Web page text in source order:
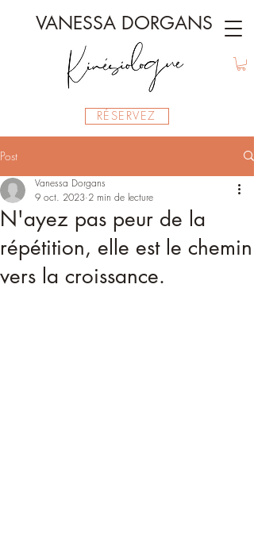
VANESSA DORGANS
RÉSERVEZ
Post
N'ayez pas peur de la
répétition, elle est le chemin
vers la croissance.
Vanessa Dorgans
9 oct. 2023 2 min de lecture